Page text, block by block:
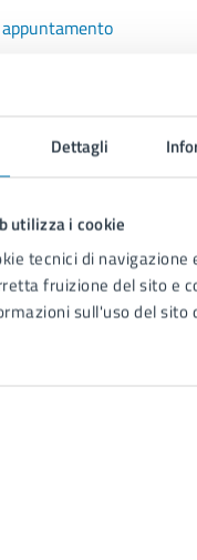
Dettagli
utilizza i cookie
tecnici di navigazione
fruizione del sito e
sull'uso del sito